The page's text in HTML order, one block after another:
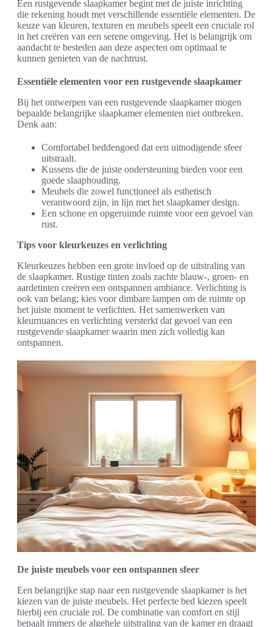
Een rustgevende slaapkamer begint met de juiste inrichting
die rekening houdt met verschillende essentiële elementen. De
keuze van kleuren, texturen en meubels speelt een cruciale rol
in het creëren van een serene omgeving. Het is belangrijk om
aandacht te besteden aan deze aspecten om optimaal te
kunnen genieten van de nachtrust.
Essentiële elementen voor een rustgevende slaapkamer
Bij het ontwerpen van een rustgevende slaapkamer mogen
bepaalde belangrijke slaapkamer elementen niet ontbreken.
Denk aan:
Comfortabel beddengoed dat een uitnodigende sfeer
uitstraalt.
Kussens die de juiste ondersteuning bieden voor een
goede slaaphouding.
Meubels die zowel functioneel als esthetisch
verantwoord zijn, in lijn met het slaapkamer design.
Een schone en opgeruimde ruimte voor een gevoel van
rust.
Tips voor kleurkeuzes en verlichting
Kleurkeuzes hebben een grote invloed op de uitstraling van
de slaapkamer. Rustige tinten zoals zachte blauw-, groen- en
aardetinten creëren een ontspannen ambiance. Verlichting is
ook van belang; kies voor dimbare lampen om de ruimte op
het juiste moment te verlichten. Het samenwerken van
kleurnuances en verlichting versterkt dat gevoel van een
rustgevende slaapkamer waarin men zich volledig kan
ontspannen.
De juiste meubels voor een ontspannen sfeer
Een belangrijke stap naar een rustgevende slaapkamer is het
kiezen van de juiste meubels. Het perfecte bed kiezen speelt
hierbij een cruciale rol. De combinatie van comfort en stijl
bepaalt immers de algehele uitstraling van de kamer en draagt